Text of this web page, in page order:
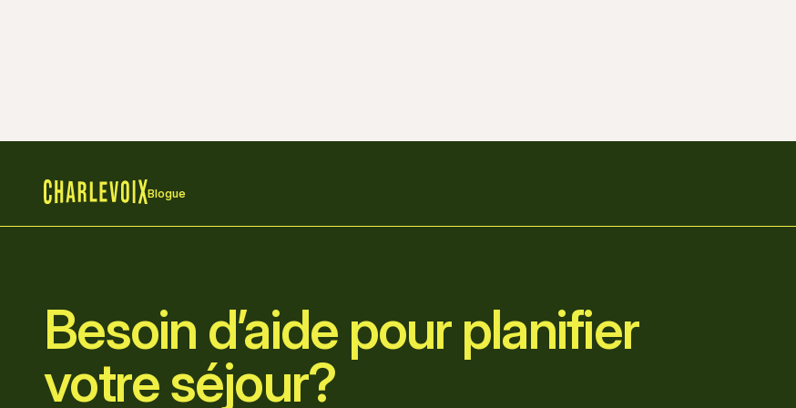
Blogue
Besoin d’aide pour planifier
votre séjour?